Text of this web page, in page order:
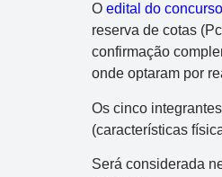
O edital do concurso
reserva de cotas
confirmação
onde optaram por
Os cinco
(características
Será considerada
03
38
Data: